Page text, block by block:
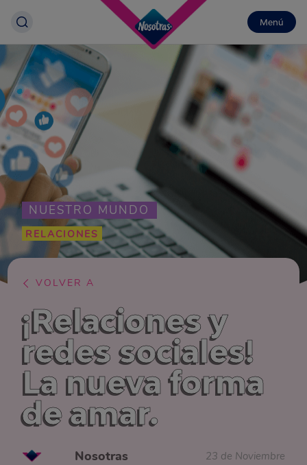
Menú
NUESTRO MUNDO
RELACIONES
VOLVER A
¡Relaciones y
redes sociales!
La nueva forma
de amar.
Nosotras 23 de Noviembre